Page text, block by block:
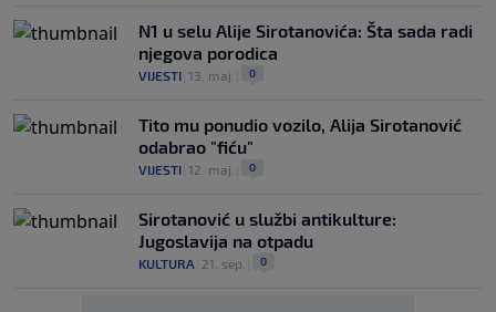
N1 u selu Alije Sirotanovića: Šta sada radi
njegova porodica
VIJESTI 13. maj. 0
Tito mu ponudio vozilo, Alija Sirotanović
odabrao "fiću"
VIJESTI 12. maj. 0
Sirotanović u službi antikulture:
Jugoslavija na otpadu
KULTURA 21. sep. 0